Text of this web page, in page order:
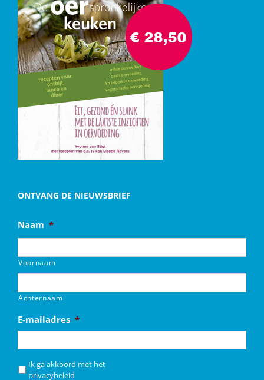
ONTVANG DE NIEUWSBRIEF
Naam *
Voornaam
Achternaam
E-mailadres *
* Ik ga akkoord met het
privacybeleid